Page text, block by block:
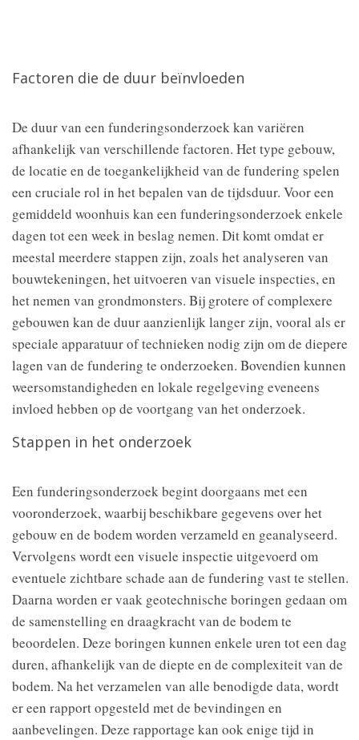
Factoren die de duur beïnvloeden
De duur van een funderingsonderzoek kan variëren
afhankelijk van verschillende factoren. Het type gebouw,
de locatie en de toegankelijkheid van de fundering spelen
een cruciale rol in het bepalen van de tijdsduur. Voor een
gemiddeld woonhuis kan een funderingsonderzoek enkele
dagen tot een week in beslag nemen. Dit komt omdat er
meestal meerdere stappen zijn, zoals het analyseren van
bouwtekeningen, het uitvoeren van visuele inspecties, en
het nemen van grondmonsters. Bij grotere of complexere
gebouwen kan de duur aanzienlijk langer zijn, vooral als er
speciale apparatuur of technieken nodig zijn om de diepere
lagen van de fundering te onderzoeken. Bovendien kunnen
weersomstandigheden en lokale regelgeving eveneens
invloed hebben op de voortgang van het onderzoek.
Stappen in het onderzoek
Een funderingsonderzoek begint doorgaans met een
vooronderzoek, waarbij beschikbare gegevens over het
gebouw en de bodem worden verzameld en geanalyseerd.
Vervolgens wordt een visuele inspectie uitgevoerd om
eventuele zichtbare schade aan de fundering vast te stellen.
Daarna worden er vaak geotechnische boringen gedaan om
de samenstelling en draagkracht van de bodem te
beoordelen. Deze boringen kunnen enkele uren tot een dag
duren, afhankelijk van de diepte en de complexiteit van de
bodem. Na het verzamelen van alle benodigde data, wordt
er een rapport opgesteld met de bevindingen en
aanbevelingen. Deze rapportage kan ook enige tijd in